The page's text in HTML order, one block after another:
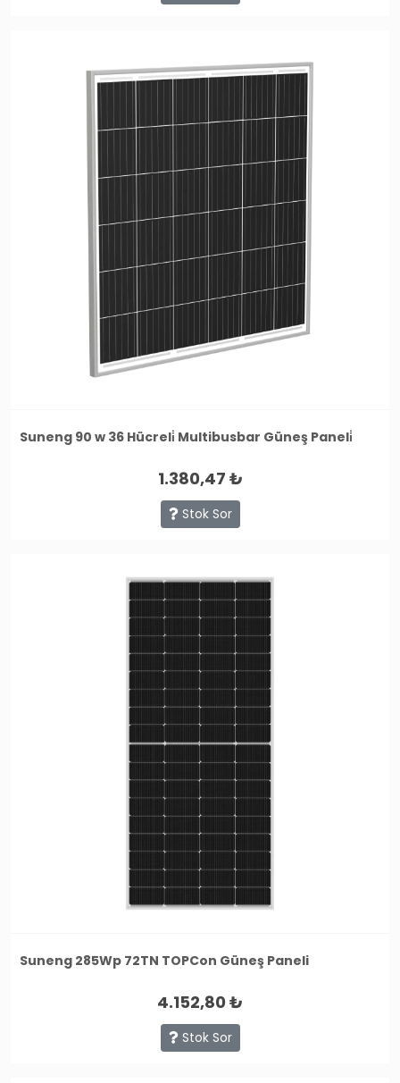
Suneng 90 w 36 Hücreli̇ Multibusbar Güneş Paneli̇
1.380,47 ₺
Stok Sor
Suneng 285Wp 72TN TOPCon Güneş Paneli
4.152,80 ₺
Stok Sor